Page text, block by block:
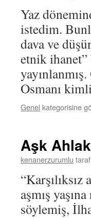
Yaz
istedim.
dava ve
etnik ihanet”
Osmanı
Genel kategorisine
Aşk
kenanerzurumlu
aşmış
söylemiş,